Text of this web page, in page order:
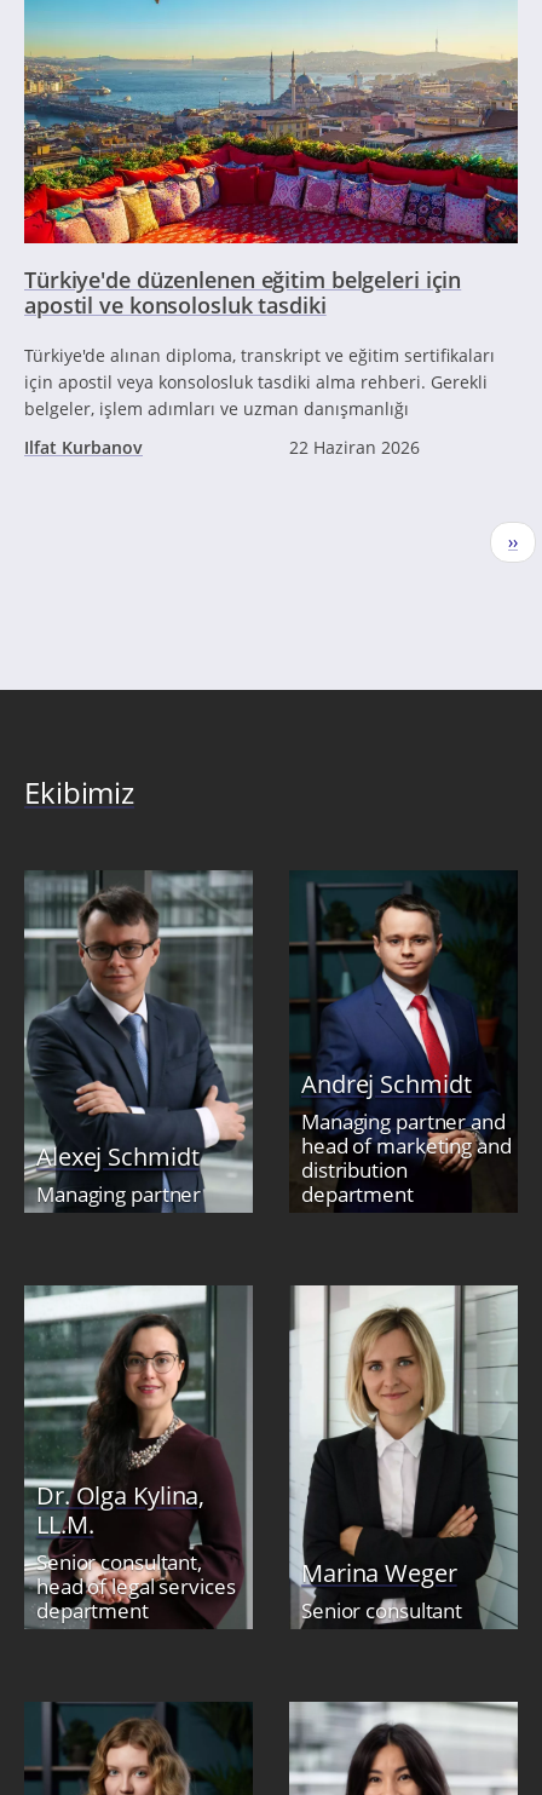
Türkiye'de düzenlenen eğitim belgeleri için
apostil ve konsolosluk tasdiki
Türkiye'de alınan diploma, transkript ve eğitim sertifikaları
için apostil veya konsolosluk tasdiki alma rehberi. Gerekli
belgeler, işlem adımları ve uzman danışmanlığı
Ilfat Kurbanov
22 Haziran 2026
››
Ekibimiz
Alexej Schmidt
Managing partner
Andrej Schmidt
Managing partner and
head of marketing and
distribution
department
Dr. Olga Kylina,
LL.M.
Senior consultant,
head of legal services
department
Marina Weger
Senior consultant